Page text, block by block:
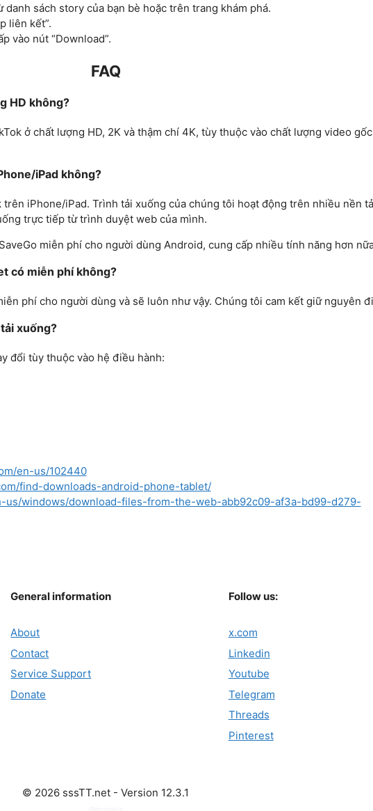
sách story của bạn bè hoặc trên trang khám phá.
liên kết”.
vào nút “Download”.
FAQ
HD không?
ở chất lượng HD, 2K và thậm chí 4K, tùy thuộc vào chất lượng video
iPad không?
iPhone/iPad. Trình tải xuống của chúng tôi hoạt động trên nhiều nền
trực tiếp từ trình duyệt web của mình.
miễn phí cho người dùng Android, cung cấp nhiều tính năng hơn
có miễn phí không?
phí cho người dùng và sẽ luôn như vậy. Chúng tôi cam kết giữ nguyên
xuống?
đổi tùy thuộc vào hệ điều hành:
en-us/102440
find-downloads-android-phone-tablet/
us/windows/download-files-from-the-web-abb92c09-af3a-bd99-d279-
General information
About
Contact
Service Support
Donate
Follow us:
x.com
Linkedin
Youtube
Telegram
Threads
Pinterest
© 2026 sssTT.net - Version 12.3.1